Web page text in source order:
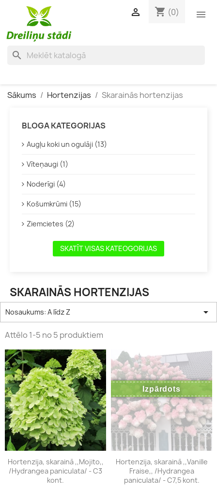

shopping_cart (0)

search
Sākums Hortenzijas Skarainās hortenzijas
BLOGA KATEGORIJAS
Augļu koki un ogulāji (13)
Vīteņaugi (1)
Noderīgi (4)
Košumkrūmi (15)
Ziemcietes (2)
SKATĪT VISAS KATEOGORIJAS
SKARAINĀS HORTENZIJAS
Nosaukums: A līdz Z 
Attēlo 1-5 no 5 produktiem
Hortenzija, skarainā ,,Mojito,,
/Hydrangea paniculata/ - C3
kont.
Izpārdots
Hortenzija, skarainā ,,Vanille
Fraise,, /Hydrangea
paniculata/ - C7,5 kont.